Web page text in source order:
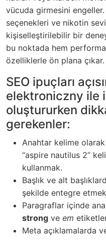
vücuda girmesini engeller.
seçenekleri ve nikotin
kişiselleştirilebilir bir
bu noktada hem
özelliklerle ön plana çıkar.
SEO ipuçları
elektroniczny ile
oluştururken
gerekenler:
Anahtar kelime
“aspire nautilus 2”
kullanmak.
Başlık ve alt
şekilde entegre
Paragraflar içinde
strong ve em
Meta açıklamalarda